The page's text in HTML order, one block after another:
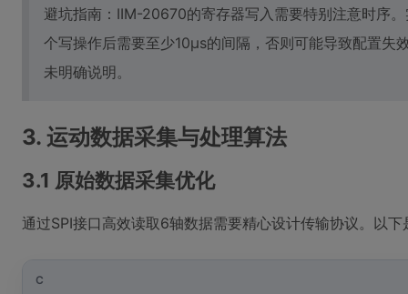
避坑指南：IIM-20670的寄存器写入需要特别注意时序
个写操作后需要至少10μs的间隔，否则可能导致配置失
未明确说明。
3. 运动数据采集与处理算法
3.1 原始数据采集优化
通过SPI接口高效读取6轴数据需要精心设计传输协议。以
C